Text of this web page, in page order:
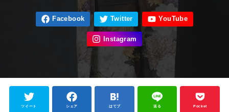
ツイート シェア はてブ 送る Pocket